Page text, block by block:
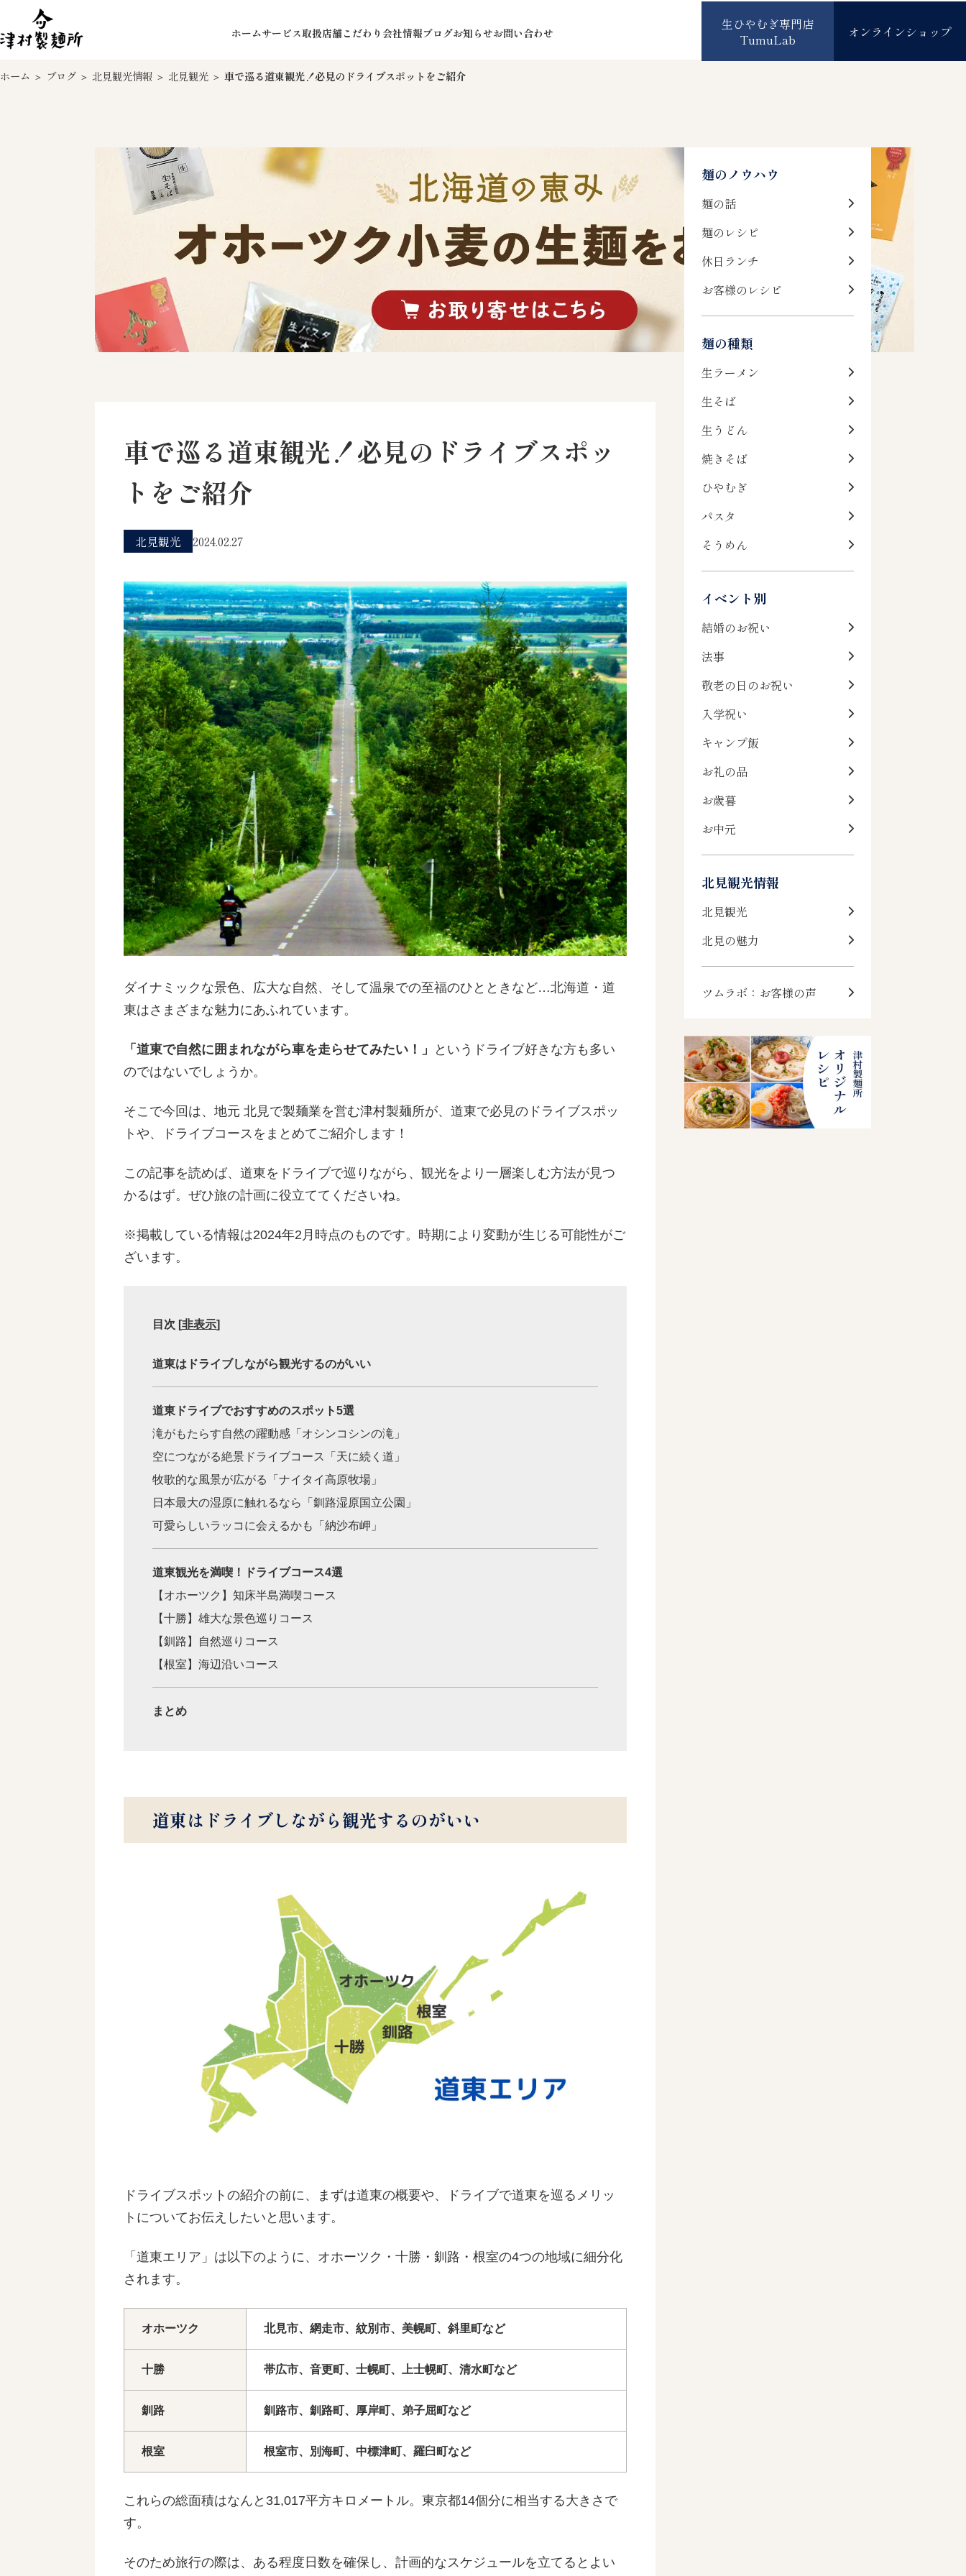
ホームサービス取扱店舗こだわり 会社情報ブログお知らせお問い合わせ
生ひやむぎ専門店
TumuLab
オンラインショップ
ホーム ＞ ブログ ＞ 北見観光情報 ＞ 北見観光 ＞ 車で巡る道東観光！必見のドライブスポットをご紹介
車で巡る道東観光！必見のドライブスポッ
トをご紹介
北見観光 2024.02.27
ダイナミックな景色、広大な自然、そして温泉での至福のひとときなど…北海道・道
東はさまざまな魅力にあふれています。
「道東で自然に囲まれながら車を走らせてみたい！」
というドライブ好きな方も多い
のではないでしょうか。
そこで今回は、地元 北見で製麺業を営む津村製麺所が、道東で必見のドライブスポッ
トや、ドライブコースをまとめてご紹介します！
この記事を読めば、道東をドライブで巡りながら、観光をより一層楽しむ方法が見つ
かるはず。ぜひ旅の計画に役立ててくださいね。
※掲載している情報は2024年2月時点のものです。時期により変動が生じる可能性がご
ざいます。
目次 [非表示]
道東はドライブしながら観光するのがいい
道東ドライブでおすすめのスポット5選
滝がもたらす自然の躍動感「オシンコシンの滝」
空につながる絶景ドライブコース「天に続く道」
牧歌的な風景が広がる「ナイタイ高原牧場」
日本最大の湿原に触れるなら「釧路湿原国立公園」
可愛らしいラッコに会えるかも「納沙布岬」
道東観光を満喫！ドライブコース4選
【オホーツク】知床半島満喫コース
【十勝】雄大な景色巡りコース
【釧路】自然巡りコース
【根室】海辺沿いコース
まとめ
道東はドライブしながら観光するのがいい
ドライブスポットの紹介の前に、まずは道東の概要や、ドライブで道東を巡るメリッ
トについてお伝えしたいと思います。
「道東エリア」は以下のように、オホーツク・十勝・釧路・根室の4つの地域に細分化
されます。
オホーツク 北見市、網走市、紋別市、美幌町、斜里町など
十勝 帯広市、音更町、士幌町、上士幌町、清水町など
釧路 釧路市、釧路町、厚岸町、弟子屈町など
根室 根室市、別海町、中標津町、羅臼町など
これらの総面積はなんと31,017平方キロメートル。東京都14個分に相当する大きさで
す。
そのため旅行の際は、ある程度日数を確保し、計画的なスケジュールを立てるとよい
麺のノウハウ
麺の話
麺のレシピ
休日ランチ
お客様のレシピ
麺の種類
生ラーメン
生そば
生うどん
焼きそば
ひやむぎ
パスタ
そうめん
イベント別
結婚のお祝い
法事
敬老の日のお祝い
入学祝い
キャンプ飯
お礼の品
お歳暮
お中元
北見観光情報
北見観光
北見の魅力
ツムラボ：お客様の声